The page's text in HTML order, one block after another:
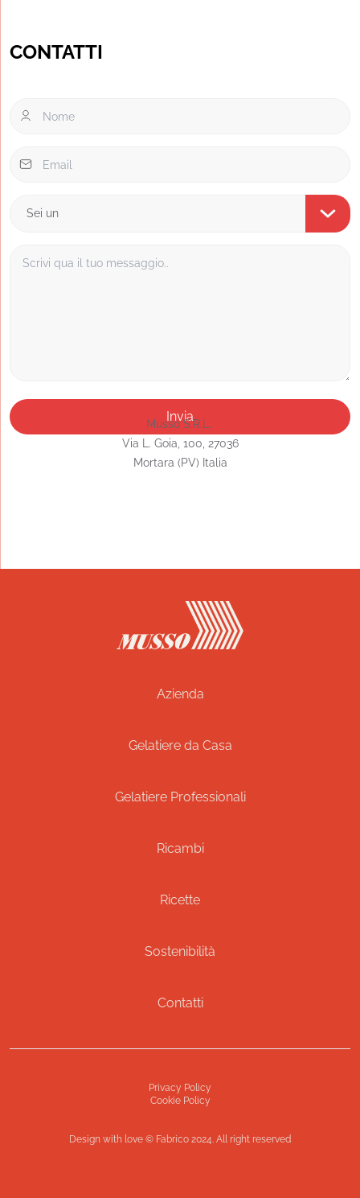
CONTATTI
Musso S.R.L.
Via L. Goia, 100, 27036
Mortara (PV) Italia
Azienda
Gelatiere da Casa
Gelatiere Professionali
Ricambi
Ricette
Sostenibilità
Contatti
Privacy Policy
Cookie Policy
Design with love © Fabrico 2024. All right reserved